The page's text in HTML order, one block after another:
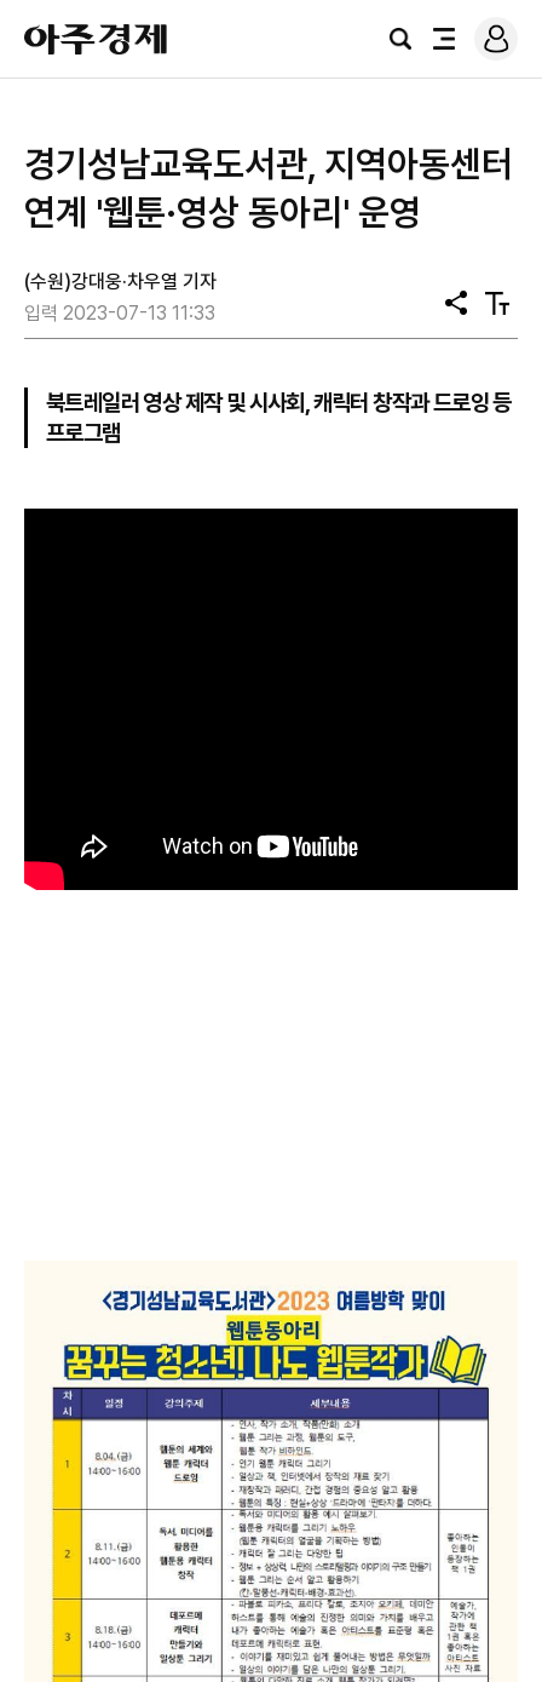
아
주
경
검
전
로
그
경기성남교육도서관, 지역아동센터
연계 '웹툰·영상 동아리' 운영
(수원)강대웅·차우열 기자
입력 2023-07-13 11:33
공
유
텍
스
기
북트레일러 영상 제작 및 시사회, 캐릭터 창작과 드로잉 등
프로그램